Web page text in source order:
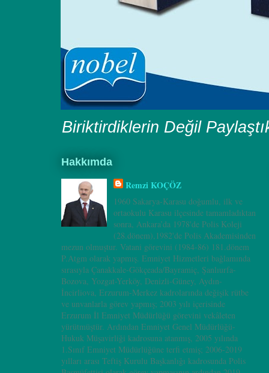
Biriktirdiklerin Değil
Hakkımda
Remzi KOÇÖZ
1960 Sakarya-Karasu doğumlu, ilk ve
ortaokulu Karasu ilçesinde tamamladıktan
sonra, Ankara’da 1978'de Polis Koleji
(28.dönem),1982'de Polis Akademisinden
mezun olmuştur. Vatani görevini (1984-86) 181.dönem
P.Atgm olarak yapmış. Emniyet Hizmetleri bağlamında
sırasıyla Çanakkale-Gökçeada/Bayramiç, Şanlıurfa-
Bozova, Yozgat-Yerköy, Denizli-Güney, Aydın-
İncirliova, Erzurum-Merkez kadrolarında değişik rütbe
ve unvanlarla görev yapmış; 2003 yılı içerisinde
Erzurum İl Emniyet Müdürlüğü görevini vekâleten
yürütmüştür. Ardından Emniyet Genel Müdürlüğü-
Hukuk Müşavirliği kadrosuna atanmış, 2005 yılında
1.Sınıf Emniyet Müdürlüğüne terfi etmiş; 2006-2019
yılları arası Teftiş Kurulu Başkanlığı kadrosunda Polis